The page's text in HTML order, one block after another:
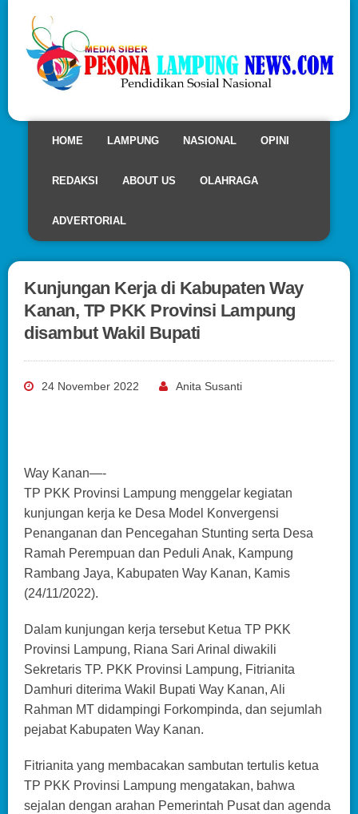
HOME LAMPUNG NASIONAL OPINI
REDAKSI ABOUT US OLAHRAGA
ADVERTORIAL
Kunjungan Kerja di Kabupaten Way
Kanan, TP PKK Provinsi Lampung
disambut Wakil Bupati
24 November 2022 Anita Susanti
Way Kanan—-
TP PKK Provinsi Lampung menggelar kegiatan
kunjungan kerja ke Desa Model Konvergensi
Penanganan dan Pencegahan Stunting serta Desa
Ramah Perempuan dan Peduli Anak, Kampung
Rambang Jaya, Kabupaten Way Kanan, Kamis
(24/11/2022).
Dalam kunjungan kerja tersebut Ketua TP PKK
Provinsi Lampung, Riana Sari Arinal diwakili
Sekretaris TP. PKK Provinsi Lampung, Fitrianita
Damhuri diterima Wakil Bupati Way Kanan, Ali
Rahman MT didampingi Forkompinda, dan sejumlah
pejabat Kabupaten Way Kanan.
Fitrianita yang membacakan sambutan tertulis ketua
TP PKK Provinsi Lampung mengatakan, bahwa
sejalan dengan arahan Pemerintah Pusat dan agenda